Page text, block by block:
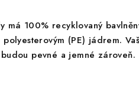
má 100% recyklovaný
(PE) jádrem.
pevné a jemné zároveň.